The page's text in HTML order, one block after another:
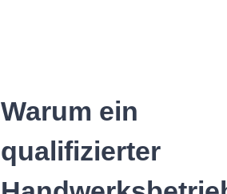
Warum ein
qualifizierter